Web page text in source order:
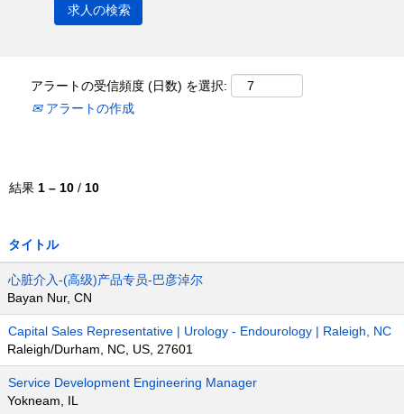
アラートの受信頻度 (日数) を選択:
アラートの作成
結果 1 – 10 / 10
タイトル
心脏介入-(高级)产品专员-巴彦淖尔
Bayan Nur, CN
Capital Sales Representative | Urology - Endourology | Raleigh, NC
Raleigh/Durham, NC, US, 27601
Service Development Engineering Manager
Yokneam, IL